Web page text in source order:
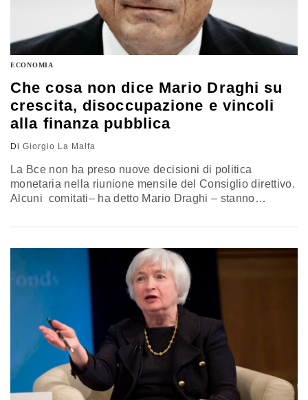
ECONOMIA
Che cosa non dice Mario Draghi su
crescita, disoccupazione e vincoli
alla finanza pubblica
Di Giorgio La Malfa
La Bce non ha preso nuove decisioni di politica
monetaria nella riunione mensile del Consiglio direttivo.
Alcuni comitati– ha detto Mario Draghi – stanno
Draghi all’inizio dello scorso anno fra grandi polemiche
dei rappresentanti…